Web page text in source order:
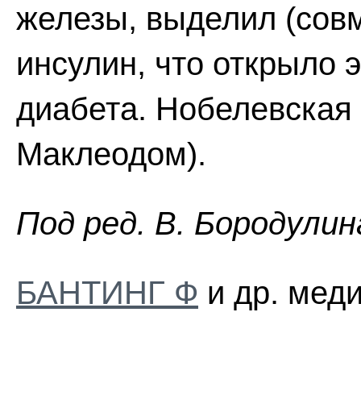
железы, выделил
инсулин, что открыло
диабета.
Маклеодом).
Пoд peд. B.
БАНТИНГ Ф и др.